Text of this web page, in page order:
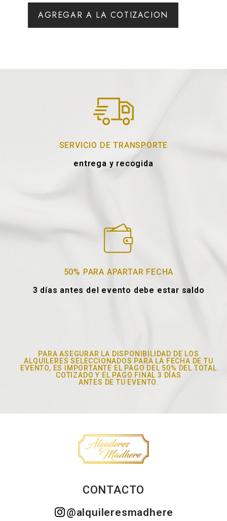
AGREGAR A LA COTIZACION
SERVICIO DE TRANSPORTE
entrega y recogida
50% PARA APARTAR FECHA
3 días antes del evento debe estar saldo
PARA ASEGURAR LA DISPONIBILIDAD DE LOS
ALQUILERES SELECCIONADOS PARA LA FECHA DE TU
EVENTO, ES IMPORTANTE EL PAGO DEL 50% DEL TOTAL
COTIZADO Y EL PAGO FINAL 3 DÍAS
ANTES DE TU EVENTO.
CONTACTO
@alquileresmadhere